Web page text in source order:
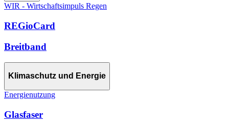
WIR - Wirtschaftsimpuls Regen
REGioCard
Breitband
Klimaschutz und Energie
Energienutzung
Glasfaser